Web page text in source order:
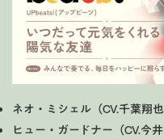
ネオ・ミシェル（CV.千葉翔也
ヒュー・ガードナー（CV.今井